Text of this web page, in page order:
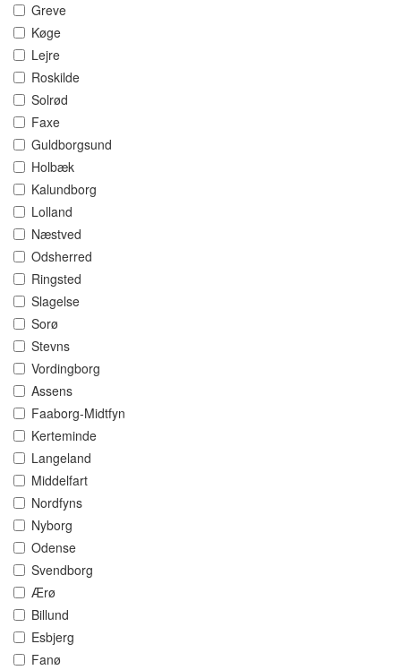
Greve
Køge
Lejre
Roskilde
Solrød
Faxe
Guldborgsund
Holbæk
Kalundborg
Lolland
Næstved
Odsherred
Ringsted
Slagelse
Sorø
Stevns
Vordingborg
Assens
Faaborg-Midtfyn
Kerteminde
Langeland
Middelfart
Nordfyns
Nyborg
Odense
Svendborg
Ærø
Billund
Esbjerg
Fanø